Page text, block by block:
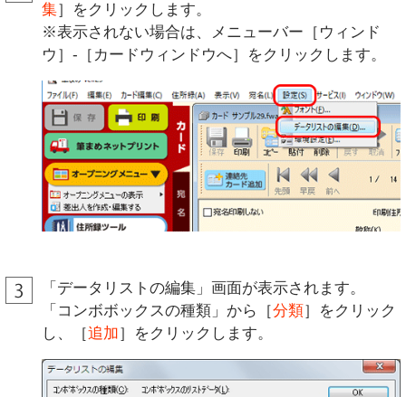
集］をクリックします。
※表示されない場合は、メニューバー［ウィンド
ウ］-［カードウィンドウへ］をクリックします。
「データリストの編集」画面が表示されます。
「コンボボックスの種類」から［分類］をクリック
し、［追加］をクリックします。